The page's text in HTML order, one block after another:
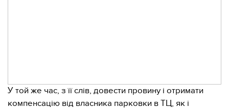
У той же час, з її слів, довести провину і отримати
компенсацію від власника парковки в ТЦ, як і